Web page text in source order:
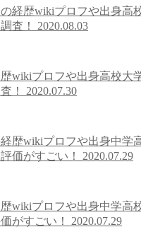
経歴wikiプロフや出身高
査！ 2020.08.03
wikiプロフや出身高校大
！ 2020.07.30
歴wikiプロフや出身中学
価がすごい！ 2020.07.29
wikiプロフや出身中学高
がすごい！ 2020.07.29